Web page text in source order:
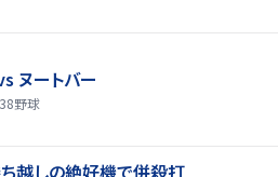
ヌートバー
野球
越しの絶好機で併殺打